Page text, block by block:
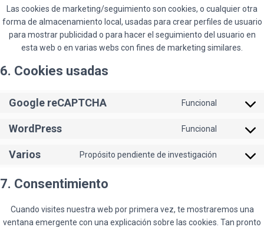
Las cookies de marketing/seguimiento son cookies, o cualquier otra
forma de almacenamiento local, usadas para crear perfiles de usuario
para mostrar publicidad o para hacer el seguimiento del usuario en
esta web o en varias webs con fines de marketing similares.
6. Cookies usadas
Google reCAPTCHA Funcional
Consent
service
recaptcha
WordPress Funcional
Consent
service
Varios Propósito pendiente de investigación
Consent
7. Consentimiento
Cuando visites nuestra web por primera vez, te mostraremos una
ventana emergente con una explicación sobre las cookies. Tan pronto